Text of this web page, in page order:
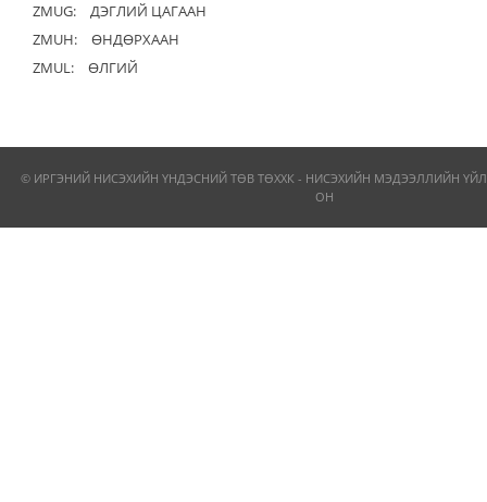
ZMUG:
ДЭГЛИЙ ЦАГААН
ZMUH:
ӨНДӨРХААН
ZMUL:
ӨЛГИЙ
© ИРГЭНИЙ НИСЭХИЙН ҮНДЭСНИЙ ТӨВ ТӨХХК - НИСЭХИЙН МЭДЭЭЛЛИЙН
ОН